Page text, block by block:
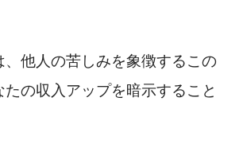
、他人の苦しみを象徴するこの
の収入アップを暗示すること